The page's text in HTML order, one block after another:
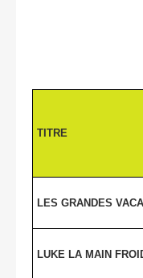
TITRE
LES GRANDES
LUKE LA MAIN